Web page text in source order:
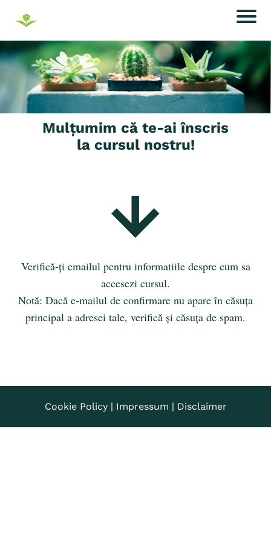
Mulțumim că te-ai înscris
la cursul nostru!
Verifică-ți emailul pentru informatiile despre cum sa
accesezi cursul.
Notă: Dacă e-mailul de confirmare nu apare în căsuța
principal a adresei tale, verifică și căsuța de spam.
Cookie Policy | Impressum | Disclaimer